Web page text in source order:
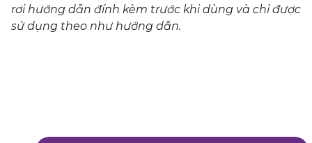
rơi hướng dẫn đính kèm trước khi dùng và chỉ được
sử dụng theo như hướng dẫn.